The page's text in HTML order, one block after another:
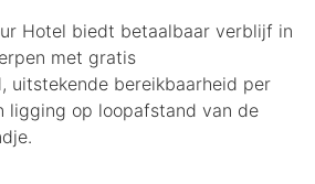
Hotel biedt betaalbaar verblijf in
met gratis
uitstekende bereikbaarheid per
ligging op loopafstand van de